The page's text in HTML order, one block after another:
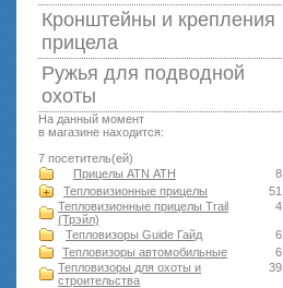
Кронштейны и крепления
прицела
Ружья для подводной
оxоты
На данный момент
в магазине находится:
7 посетитель(ей)
8
Прицелы ATN АТН
51
Тепловизионные прицелы
4
Тепловизионные прицелы Trail
(Трэйл)
6
Тепловизоры Guide Гайд
6
Тепловизоры автомобильные
39
Тепловизоры для охоты и
строительства